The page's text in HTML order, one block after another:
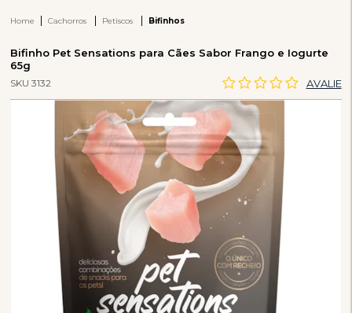
Home Cachorros Petiscos Bifinhos
Bifinho Pet Sensations para Cães Sabor Frango e Iogurte
65g
SKU 3132 AVALIE